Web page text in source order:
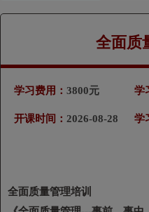
全面质
学习费用：3800元
开课时间： 2026-08-28
学
学
全面质量管理培训